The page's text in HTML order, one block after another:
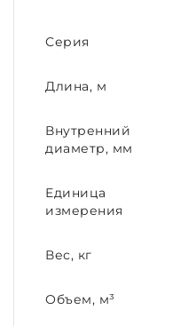
Серия
Длина, м
Внутренний
диаметр, мм
Единица
измерения
Вес, кг
Объем, м³